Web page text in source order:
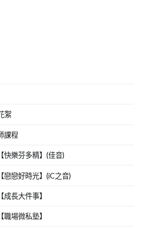
絮
課程
快樂芬多精】(佳音)
戀戀好時光】(iC之音)
長大件事】
場微私塾】